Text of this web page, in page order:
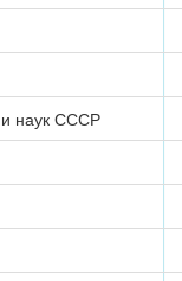
наук СССР